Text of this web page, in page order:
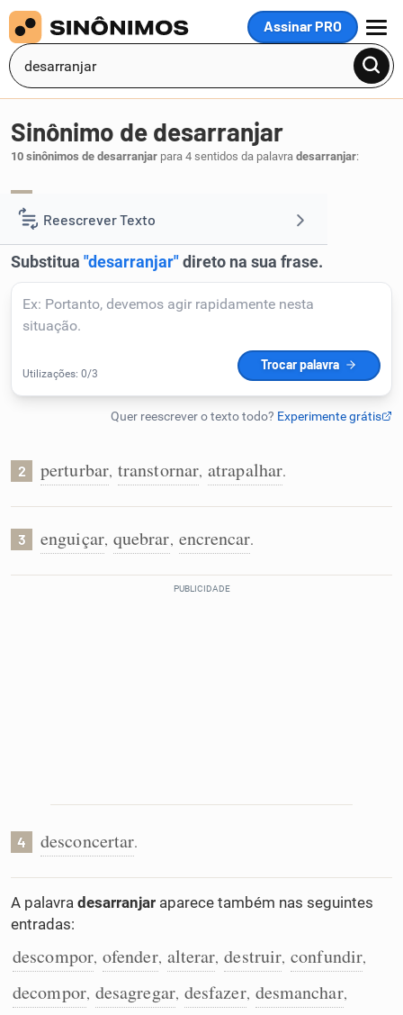
Assinar PRO
MENU
Reescrever Texto
Resumir Texto
Corrigir Texto
Detector de IA
Humanizador de IA
Conexões
Sinônimo de desarranjar
10 sinônimos de desarranjar para 4 sentidos da palavra desarranjar:
2 perturbar, transtornar, atrapalhar.
3 enguiçar, quebrar, encrencar.
4 desconcertar.
A palavra desarranjar aparece também nas seguintes
entradas:
descompor, ofender, alterar, destruir, confundir,
decompor, desagregar, desfazer, desmanchar,